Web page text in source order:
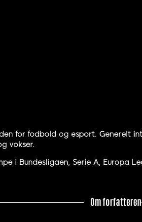
for fodbold og esport. Generelt
vokser.
i Bundesligaen, Serie A, Europa
Om forfatteren